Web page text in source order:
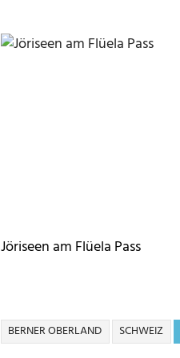
Jöriseen am Flüela Pass
BERNER OBERLAND SCHWEIZ